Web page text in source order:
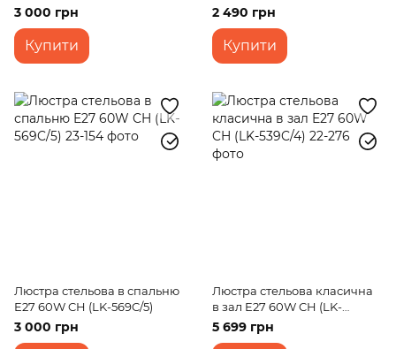
3 000 грн
Купити
2 490 грн
Купити
Люстра стельова в спальню
E27 60W CH (LK-569C/5)
3 000 грн
Люстра стельова класична
в зал E27 60W CH (LK-
539C/4)
5 699 грн